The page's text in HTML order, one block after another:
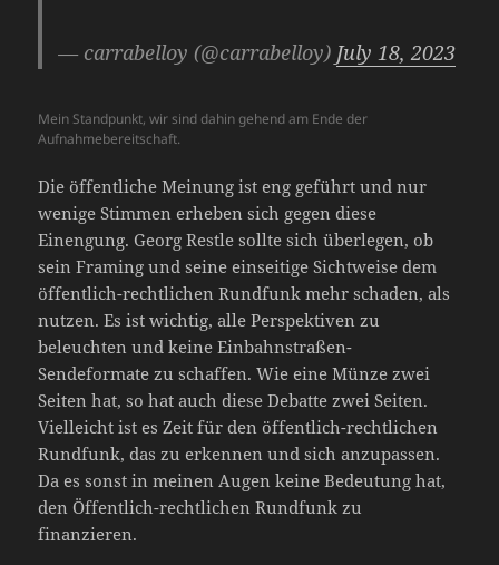
— carrabelloy (@carrabelloy) July 18, 2023
Mein Standpunkt, wir sind dahin gehend am Ende der
Aufnahmebereitschaft.
Die öffentliche Meinung ist eng geführt und nur
wenige Stimmen erheben sich gegen diese
Einengung. Georg Restle sollte sich überlegen, ob
sein Framing und seine einseitige Sichtweise dem
öffentlich-rechtlichen Rundfunk mehr schaden, als
nutzen. Es ist wichtig, alle Perspektiven zu
beleuchten und keine Einbahnstraßen-
Sendeformate zu schaffen. Wie eine Münze zwei
Seiten hat, so hat auch diese Debatte zwei Seiten.
Vielleicht ist es Zeit für den öffentlich-rechtlichen
Rundfunk, das zu erkennen und sich anzupassen.
Da es sonst in meinen Augen keine Bedeutung hat,
den Öffentlich-rechtlichen Rundfunk zu
finanzieren.